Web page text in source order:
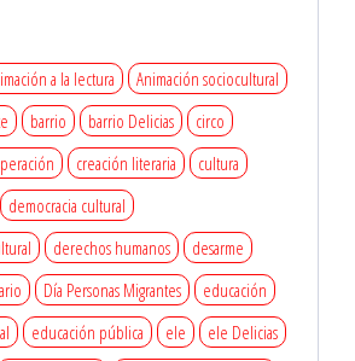
a la lectura
Animación sociocultural
barrio barrio Delicias
circo
creación literaria
cultura
democracia cultural
derechos humanos
desarme
Día Personas Migrantes
educación
educación pública ele
ele Delicias